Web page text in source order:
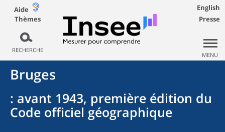
Aide
Thèmes
RECHERCHE
English
Presse
MENU
Bruges
: avant 1943, première édition du
Code officiel géographique